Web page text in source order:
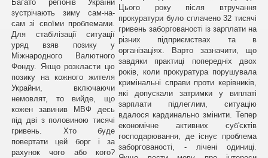
Багато регіонів України
зустрічають зиму сам-на-
сам зі своїми проблемами.
Для стабілізації ситуації
уряд взяв позику у
Міжнародного Валютного
Фонду. Якщо розкласти цю
позику на кожного жителя
Украйни, включаючи
немовлят, то вийде, що
кожен завинив МВФ десь
під дві з половиною тисячі
гривень. Хто буде
повертати цей борг і за
рахунок чого або кого?
Цього року після втручання
прокуратури було сплачено 32 тисячі
гривень заборгованості із зарплати на
різних підприємствах та в
організаціях. Варто зазначити, що
завдяки практиці попередніх двох
років, коли прокуратура порушувала
кримінальні справи проти керівників,
які допускали затримки у виплаті
зарплати підлеглим, ситуацію
вдалося кардинально змінити. Тепер
економічне активних суб'єктів
господарювання, де існує проблема
заборгованості, - лічені одиниці.